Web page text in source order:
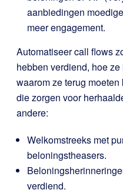
aanbiedingen
meer engagement.
Automatiseer call flows
hebben verdiend, hoe
waarom ze terug
die zorgen voor
andere:
Welkomstreeks met
beloningstheasers.
verdiend.